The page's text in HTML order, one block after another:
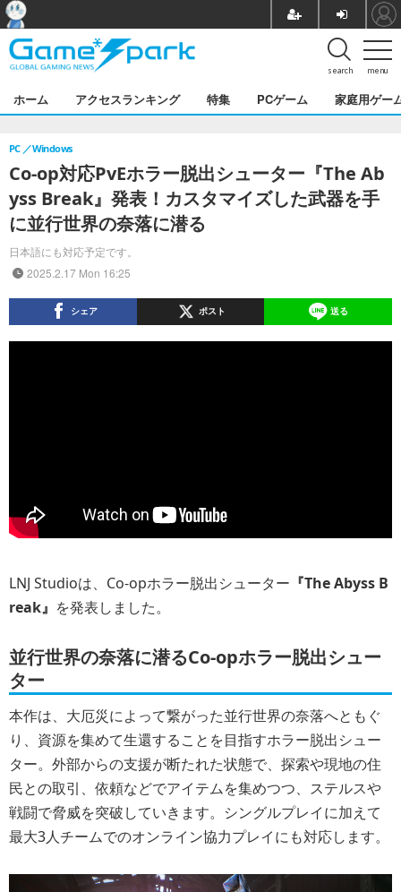
menu
search
ホーム アクセスランキング 特集 PCゲーム 家庭用ゲー
Co-op対応PvEホラー脱出シューター『The Ab
yss Break』発表！カスタマイズした武器を手
に並行世界の奈落に潜る
日本語にも対応予定です。
PC Windows
2025.2.17 Mon 16:25
シェア ポスト 送る
LNJ Studioは、Co-opホラー脱出シューター 『The Abyss B
reak』 を発表しました。
並行世界の奈落に潜るCo-opホラー脱出シュー
ター
本作は、大厄災によって繋がった並行世界の奈落へともぐ
り、資源を集めて生還することを目指すホラー脱出シュー
ター。外部からの支援が断たれた状態で、探索や現地の住
民との取引、依頼などでアイテムを集めつつ、ステルスや
戦闘で脅威を突破していきます。シングルプレイに加えて
最大3人チームでのオンライン協力プレイにも対応します。